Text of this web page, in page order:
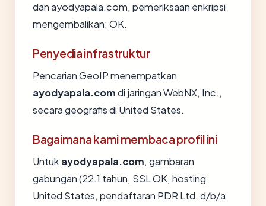
dan ayodyapala.com, pemeriksaan enkripsi
mengembalikan: OK.
Penyedia infrastruktur
Pencarian GeoIP menempatkan
ayodyapala.comdi jaringan WebNX, Inc.,
secara geografis di United States.
Bagaimana kami membaca profil ini
Untuk ayodyapala.com, gambaran
gabungan (22.1 tahun, SSL OK, hosting
United States, pendaftaran PDR Ltd. d/b/a